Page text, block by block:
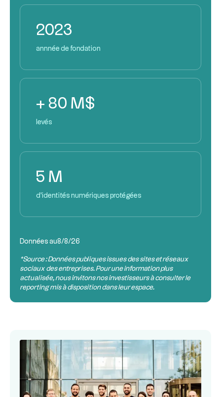
2023
annnée de fondation
+ 80 M$
levés
5 M
d'identités numériques protégées
Données au8/8/26
*Source : Données publiques issues des sites et réseaux
sociaux des entreprises. Pour une information plus
actualisée, nous invitons nos investisseurs à consulter le
reporting mis à disposition dans leur espace.